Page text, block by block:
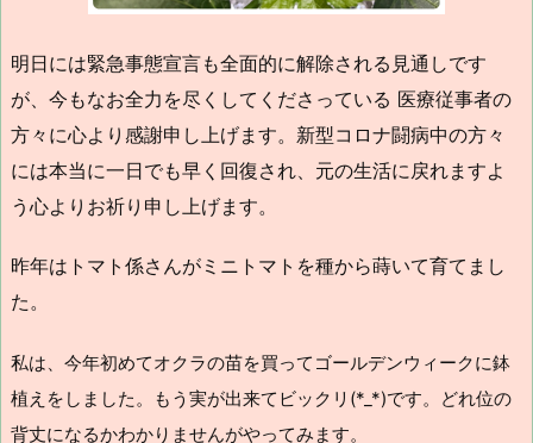
明日には緊急事態宣言も全面的に解除される見通しです
が、今もなお全力を尽くしてくださっている 医療従事者の
方々に心より感謝申し上げます。新型コロナ闘病中の方々
には本当に一日でも早く回復され、元の生活に戻れますよ
う心よりお祈り申し上げます。
昨年はトマト係さんがミニトマトを種から蒔いて育てまし
た。
私は、今年初めてオクラの苗を買ってゴールデンウィークに鉢
植えをしました。もう実が出来てビックリ(*_*)です。どれ位の
背丈になるかわかりませんがやってみます。